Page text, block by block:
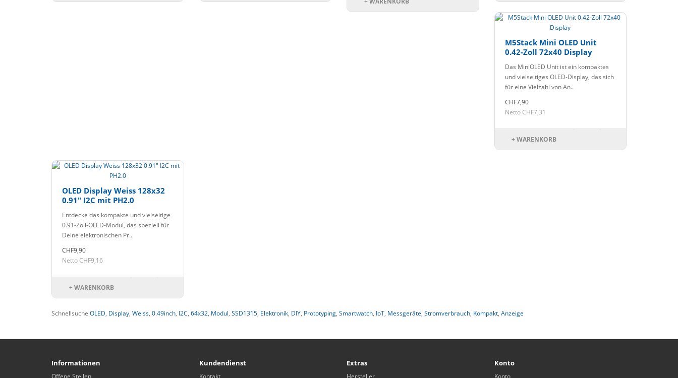
M5Stack Mini OLED Unit
0.42-Zoll 72x40 Display
Das MiniOLED Unit ist ein kompaktes
und vielseitiges OLED-Display, das sich
für eine Vielzahl von An..
CHF7,90
Netto CHF7,31
+ WARENKORB
OLED Display Weiss 128x32
0.91" I2C mit PH2.0
Entdecke das kompakte und vielseitige
0.91-Zoll-OLED-Modul, das speziell für
Deine elektronischen Pr..
CHF9,90
Netto CHF9,16
+ WARENKORB
Schnellsuche OLED, Display, Weiss, 0.49inch, I2C, 64x32, Modul, SSD1315, Elektronik, DIY, Prototyping, Smartwatch, IoT, Messgeräte, Stromverbrauch, Kompakt, Anzeige
Informationen
Offene Stellen
Kundendienst
Kontakt
Extras
Hersteller
Konto
Konto